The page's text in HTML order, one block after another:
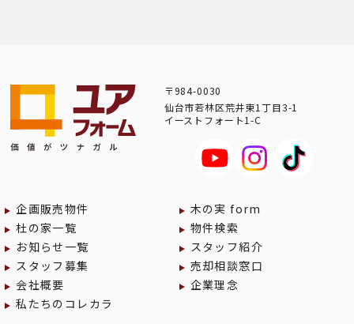
〒984-0030
仙台市若林区荒井東1丁目3-1
イーストフォート1-C
企画販売物件
木の実 form
杜の家一覧
物件検索
お知らせ一覧
スタッフ紹介
スタッフ募集
売却相談窓口
会社概要
企業理念
私たちのコレカラ